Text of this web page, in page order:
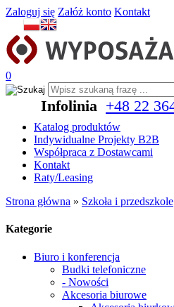
Zaloguj się Załóż konto Kontakt
0
Infolinia +48 22
Katalog produktów
Indywidualne Projekty B2B
Współpraca z Dostawcami
Kontakt
Raty/Leasing
Strona główna » Szkoła i przedszkole
Kategorie
Biuro i konferencja
Budki telefoniczne
- Nowości
Akcesoria biurowe